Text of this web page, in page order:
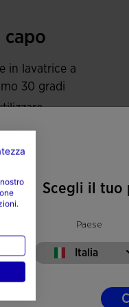
capo
in lavatrice a
30 gradi
a una
di 110 gradi
a secco
Scegli il tuo
Paese
Italia